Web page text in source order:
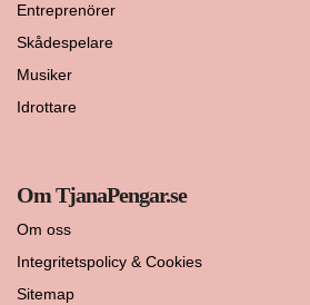
Entreprenörer
Skådespelare
Musiker
Idrottare
Om TjanaPengar.se
Om oss
Integritetspolicy & Cookies
Sitemap